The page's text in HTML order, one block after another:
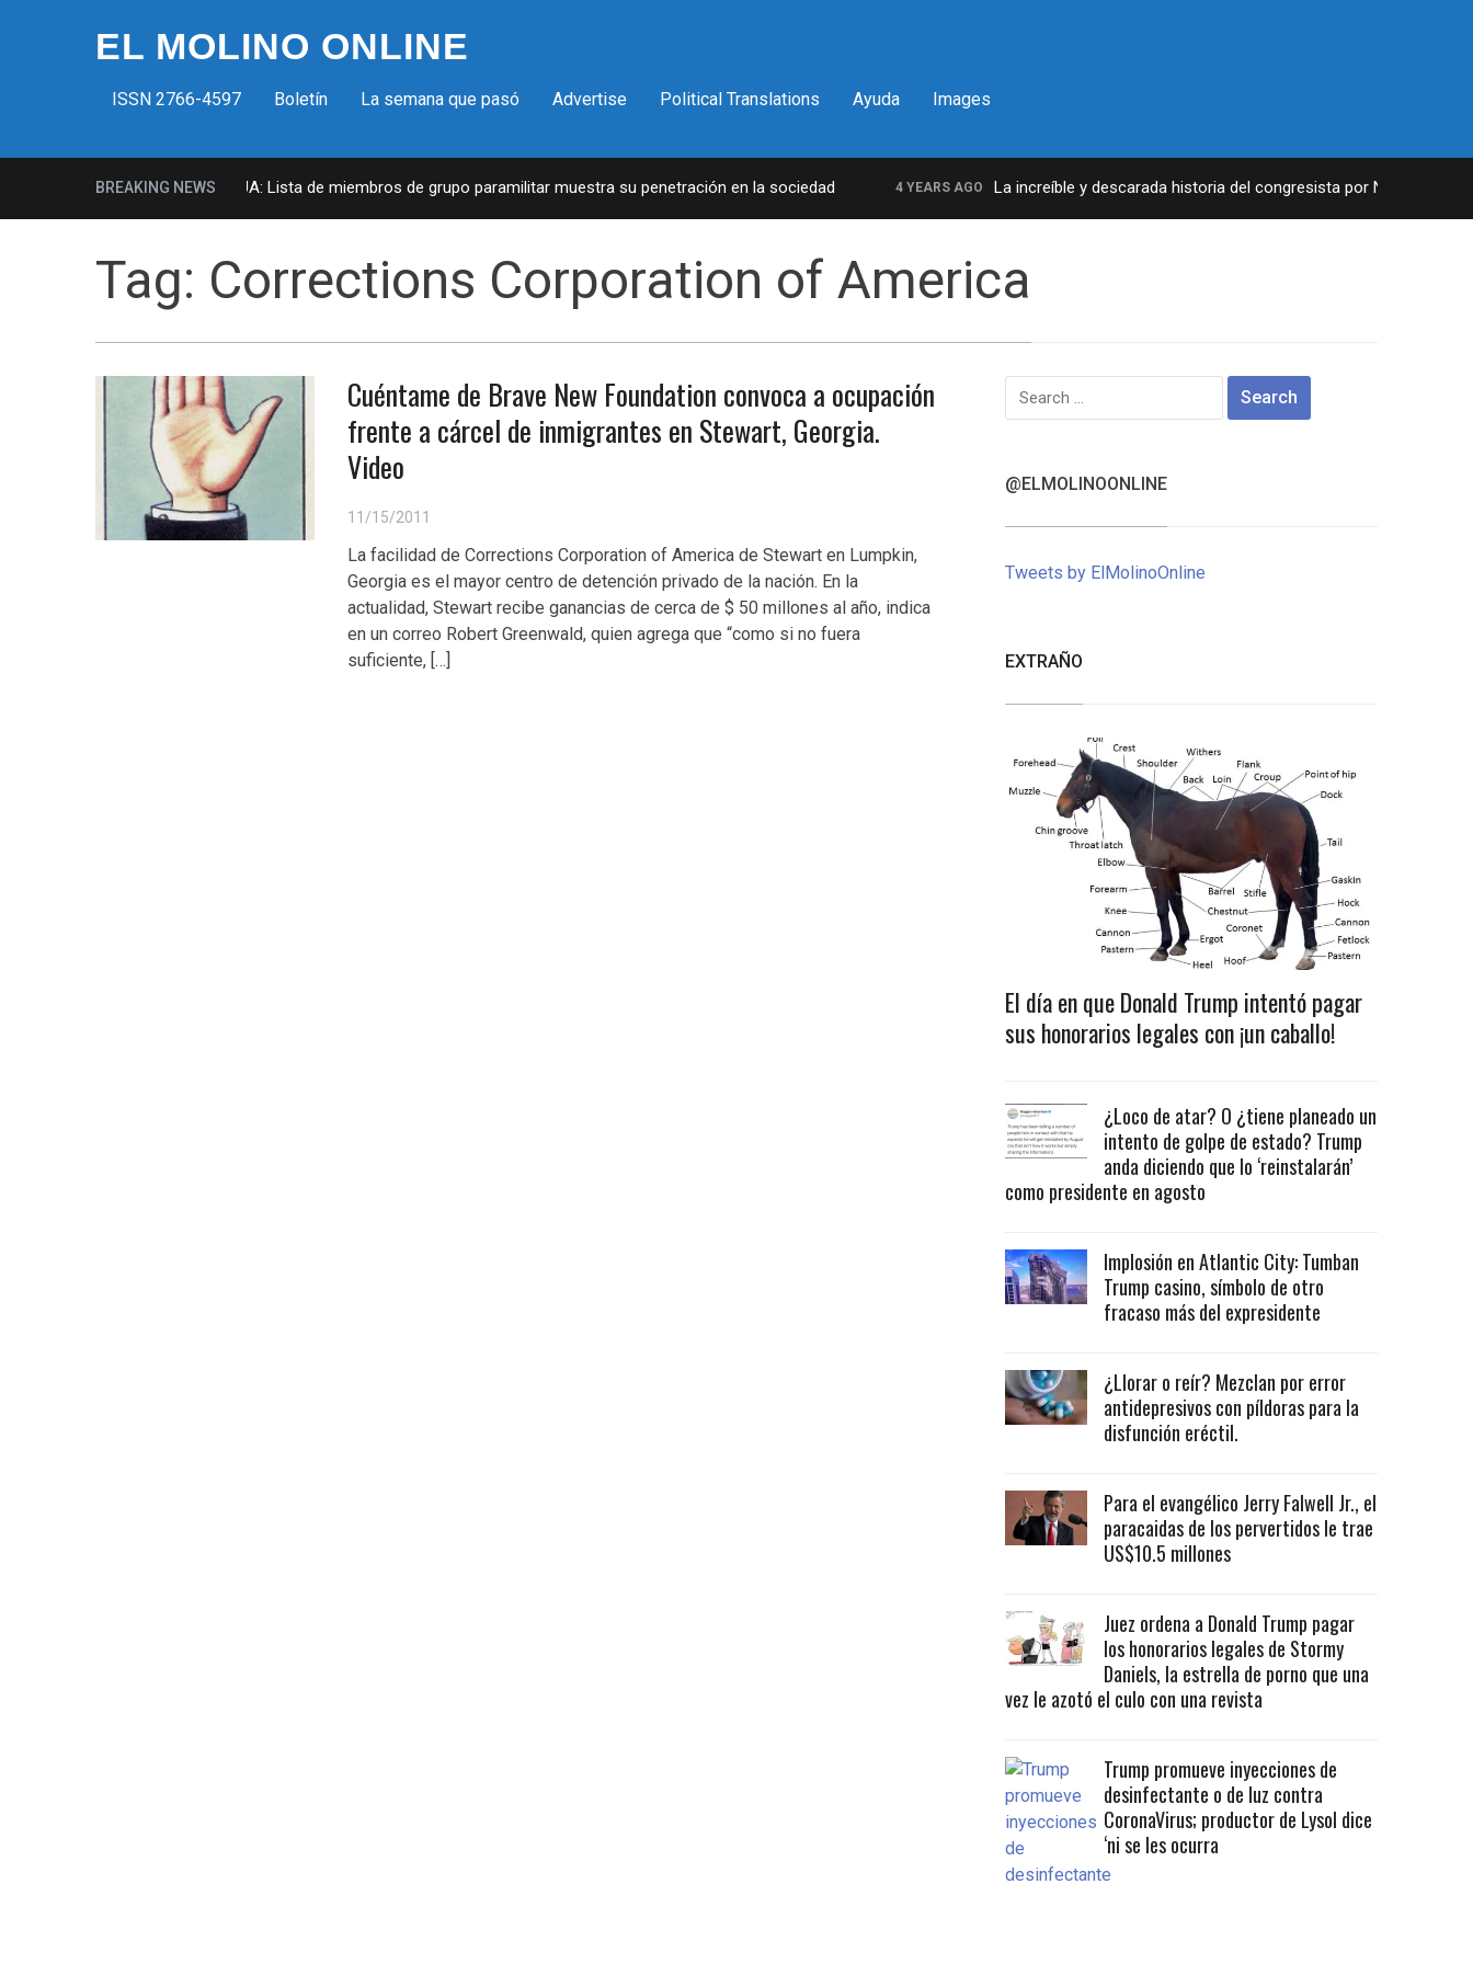
EL MOLINO ONLINE
ISSN 2766-4597 Boletín La semana que pasó Advertise Political Translations Ayuda Images
BREAKING NEWS
Milicias fascistas en EUA: Lista de miembros de grupo paramilitar muestra su penetración en la sociedad 4 YEARS AGO La increíble y descarada historia del congresista por NY George
Tag: Corrections Corporation of America
Cuéntame de Brave New Foundation convoca a ocupación
frente a cárcel de inmigrantes en Stewart, Georgia.
Video
11/15/2011
La facilidad de Corrections Corporation of America de Stewart en Lumpkin,
Georgia es el mayor centro de detención privado de la nación. En la
actualidad, Stewart recibe ganancias de cerca de $ 50 millones al año, indica
en un correo Robert Greenwald, quien agrega que “como si no fuera
suficiente, […]
Search
for:
@ELMOLINOONLINE
Tweets by ElMolinoOnline
EXTRAÑO
El día en que Donald Trump intentó pagar
sus honorarios legales con ¡un caballo!
¿Loco de atar? O ¿tiene planeado un
intento de golpe de estado? Trump
anda diciendo que lo ‘reinstalarán’
como presidente en agosto
Implosión en Atlantic City: Tumban
Trump casino, símbolo de otro
fracaso más del expresidente
¿Llorar o reír? Mezclan por error
antidepresivos con píldoras para la
disfunción eréctil.
Para el evangélico Jerry Falwell Jr., el
paracaidas de los pervertidos le trae
US$10.5 millones
Juez ordena a Donald Trump pagar
los honorarios legales de Stormy
Daniels, la estrella de porno que una
vez le azotó el culo con una revista
Trump promueve inyecciones de
desinfectante o de luz contra
CoronaVirus; productor de Lysol dice
‘ni se les ocurra